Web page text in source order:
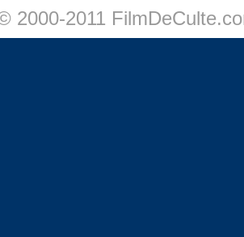
2000-2011